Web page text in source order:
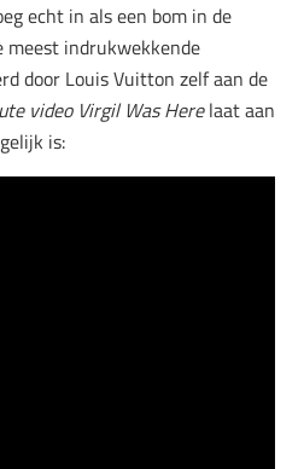
echt in als een bom in de
meest indrukwekkende
door Louis Vuitton zelf aan de
video Virgil Was Herelaat aan
is: